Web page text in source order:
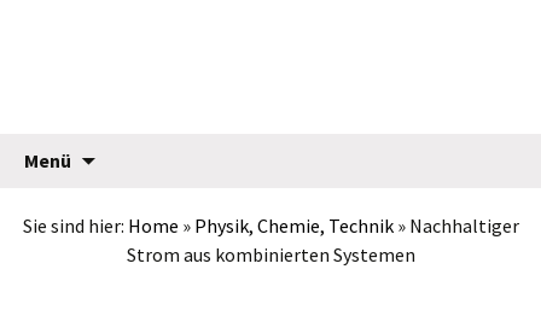
Menü
Sie sind hier: Home » Physik, Chemie, Technik» Nachhaltiger
Strom aus kombinierten Systemen